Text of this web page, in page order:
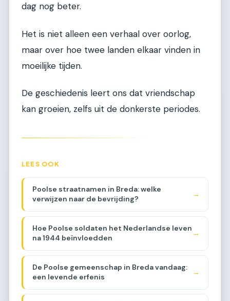
dag nog beter.
Het is niet alleen een verhaal over oorlog,
maar over hoe twee landen elkaar vinden in
moeilijke tijden.
De geschiedenis leert ons dat vriendschap
kan groeien, zelfs uit de donkerste periodes.
LEES OOK
Poolse straatnamen in Breda: welke
verwijzen naar de bevrijding?
→
Hoe Poolse soldaten het Nederlandse leven
na 1944 beïnvloedden
→
De Poolse gemeenschap in Breda vandaag:
een levende erfenis
→